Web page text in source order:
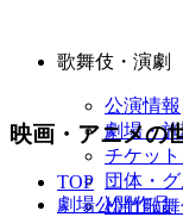
歌舞伎・演劇
公演情報
劇場・
チケッ
団体・
松竹歌
映画・アニメの
TOP
劇場公開作品